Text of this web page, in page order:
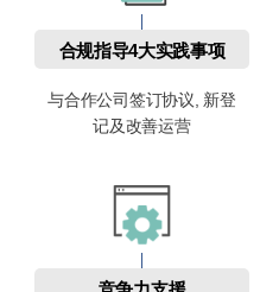
合规指导4大实践事项
与合作公司签订协议, 新登
记及改善运营